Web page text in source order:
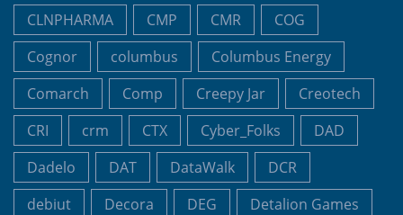
CLNPHARMA
CMP CMR
COG
Cognor
columbus
Columbus Energy
Comarch
Comp Creepy Jar
Creotech
CRI
crm CTX Cyber_Folks
DAD
Dadelo
DAT DataWalk
DCR
debiut
Decora DEG
Detalion Games